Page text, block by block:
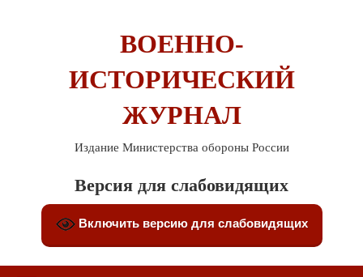
ВОЕННО-
ИСТОРИЧЕСКИЙ
ЖУРНАЛ
Издание Министерства обороны России
Версия для слабовидящих
Включить версию для слабовидящих